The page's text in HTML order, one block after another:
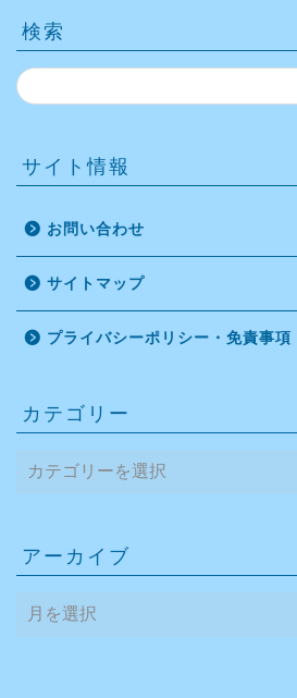
検索
サイト情報
お問い合わせ
サイトマップ
プライバシーポリシー・免責事項
カテゴリー
アーカイブ
ア
ー